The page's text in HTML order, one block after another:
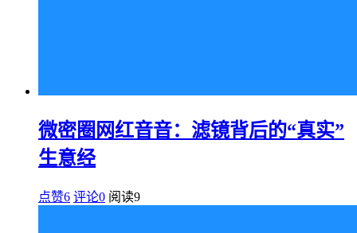
微密圈网红音音：滤镜背后的“真实”
生意经
点赞6 评论0 阅读9